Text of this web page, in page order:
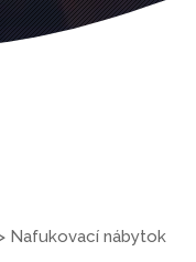
Nafukovací nábytok